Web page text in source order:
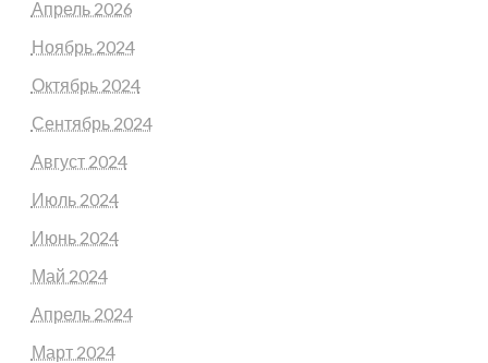
Апрель 2026
Ноябрь 2024
Октябрь 2024
Сентябрь 2024
Август 2024
Июль 2024
Июнь 2024
Май 2024
Апрель 2024
Март 2024